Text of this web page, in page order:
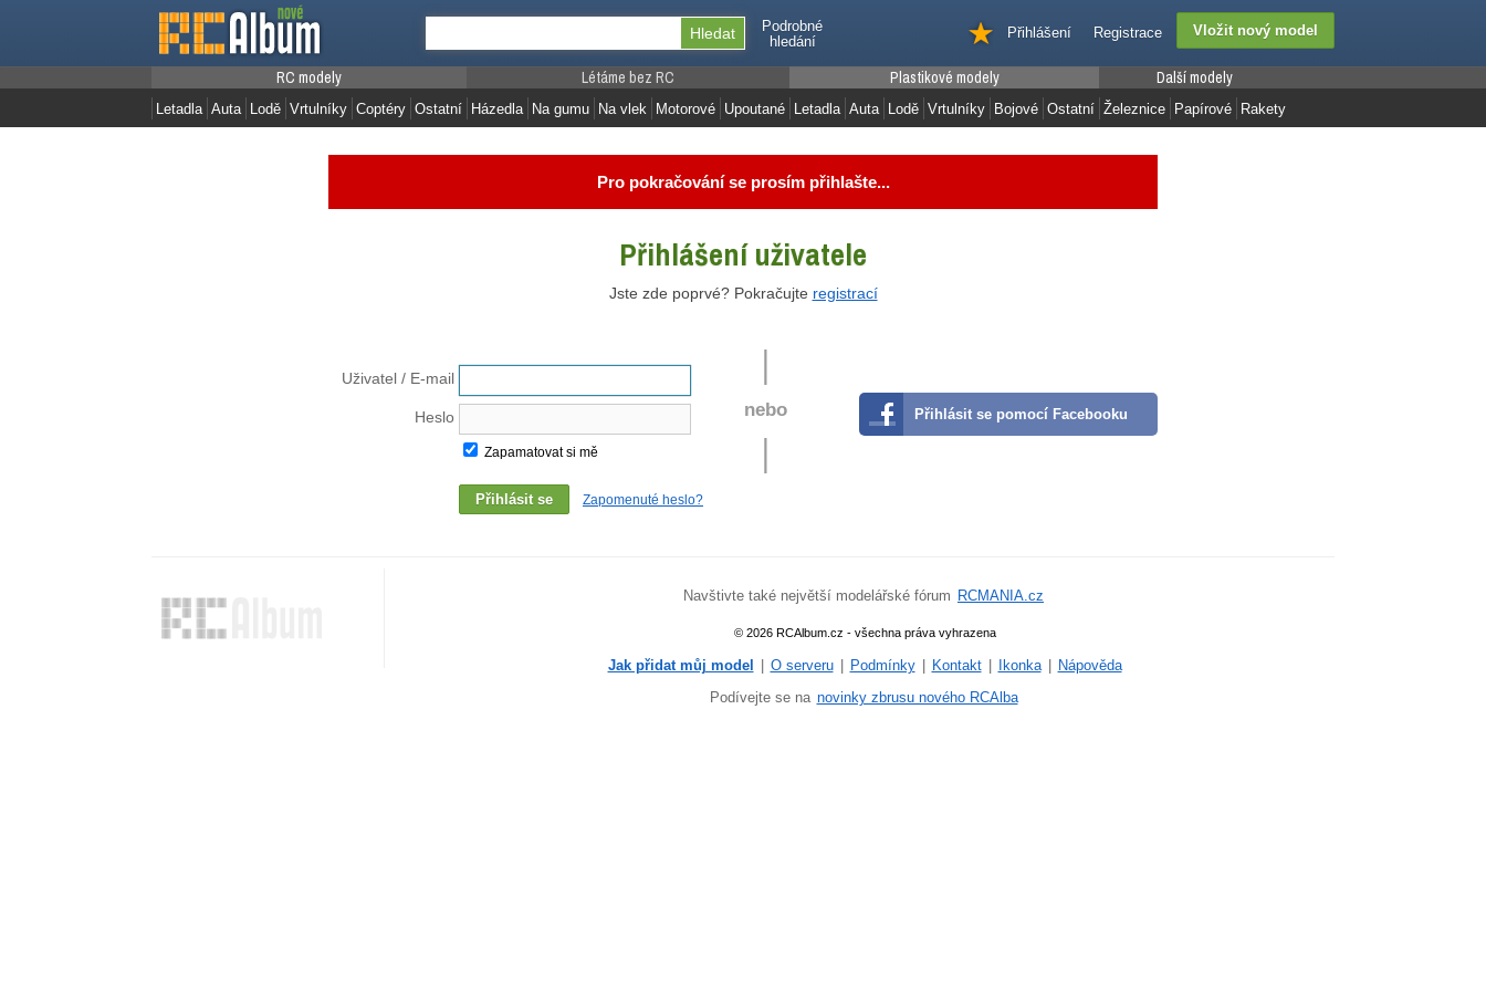
Podrobné
hledání
Registrace
Přihlášení
RC modely
Letadla Auta Lodě Vrtulníky Coptéry Ostatní
Létáme bez RC
Házedla Na gumu Na vlek Motorové Upoutané
Plastikové modely
Letadla Auta Lodě Vrtulníky Bojové Ostatní
Další modely
Železnice Papírové Rakety
Pro pokračování se prosím přihlašte...
Přihlášení uživatele
Jste zde poprvé? Pokračujte registrací
Uživatel / E-mail
Heslo
Zapamatovat si mě
Zapomenuté heslo?
Přihlásit se pomocí Facebooku
|
nebo
|
Navštivte také největší modelářské fórum RCMANIA.cz
© 2026 RCAlbum.cz - všechna práva vyhrazena
Jak přidat můj model O serveru Podmínky Kontakt Ikonka
Nápověda
Podívejte se na novinky zbrusu nového RCAlba